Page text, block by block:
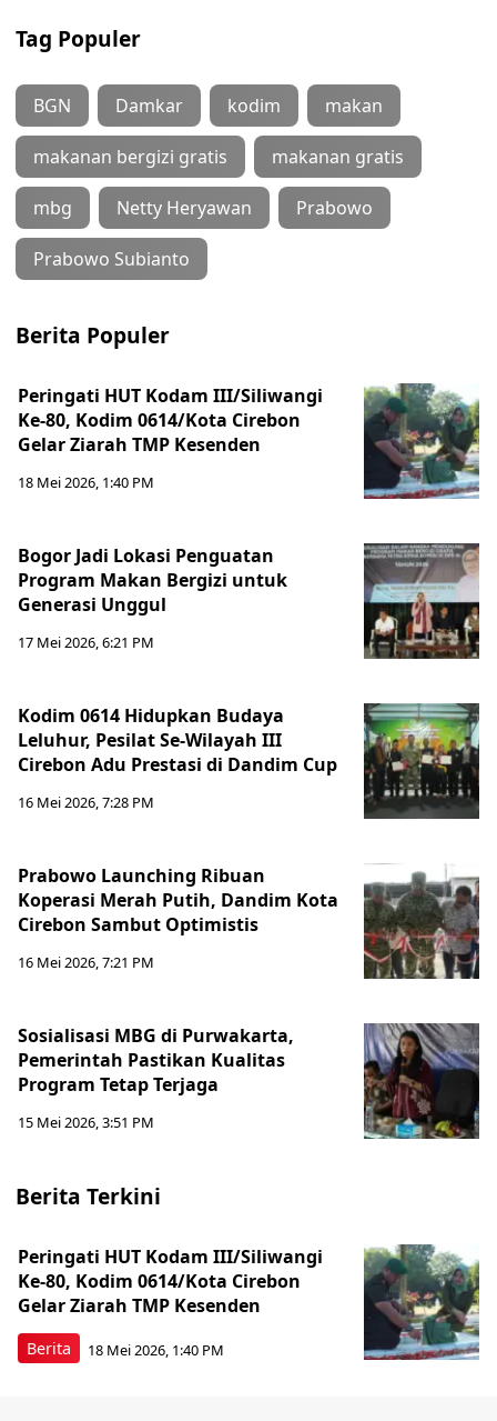
Tag Populer
BGN Damkar kodim makan
makanan bergizi gratis makanan gratis
mbg Netty Heryawan Prabowo
Prabowo Subianto
Berita Populer
Peringati HUT Kodam III/Siliwangi
Ke-80, Kodim 0614/Kota Cirebon
Gelar Ziarah TMP Kesenden
18 Mei 2026, 1:40 PM
Bogor Jadi Lokasi Penguatan
Program Makan Bergizi untuk
Generasi Unggul
17 Mei 2026, 6:21 PM
Kodim 0614 Hidupkan Budaya
Leluhur, Pesilat Se-Wilayah III
Cirebon Adu Prestasi di Dandim Cup
16 Mei 2026, 7:28 PM
Prabowo Launching Ribuan
Koperasi Merah Putih, Dandim Kota
Cirebon Sambut Optimistis
16 Mei 2026, 7:21 PM
Sosialisasi MBG di Purwakarta,
Pemerintah Pastikan Kualitas
Program Tetap Terjaga
15 Mei 2026, 3:51 PM
Berita Terkini
Berita
Peringati HUT Kodam III/Siliwangi
Ke-80, Kodim 0614/Kota Cirebon
Gelar Ziarah TMP Kesenden
18 Mei 2026, 1:40 PM